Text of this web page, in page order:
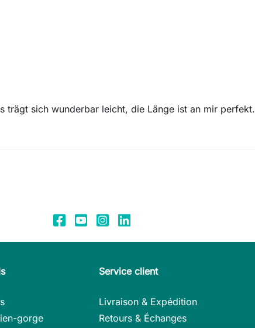
trägt sich wunderbar leicht, die Länge ist an mir perfekt.
gorge
Service client
Livraison & Expédition
Retours & Échanges